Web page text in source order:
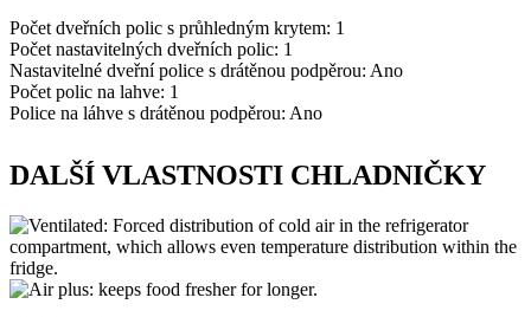
Počet dveřních polic s průhledným krytem: 1
Počet nastavitelných dveřních polic: 1
Nastavitelné dveřní police s drátěnou podpěrou: Ano
Počet polic na lahve: 1
Police na láhve s drátěnou podpěrou: Ano
DALŠÍ VLASTNOSTI CHLADNIČKY